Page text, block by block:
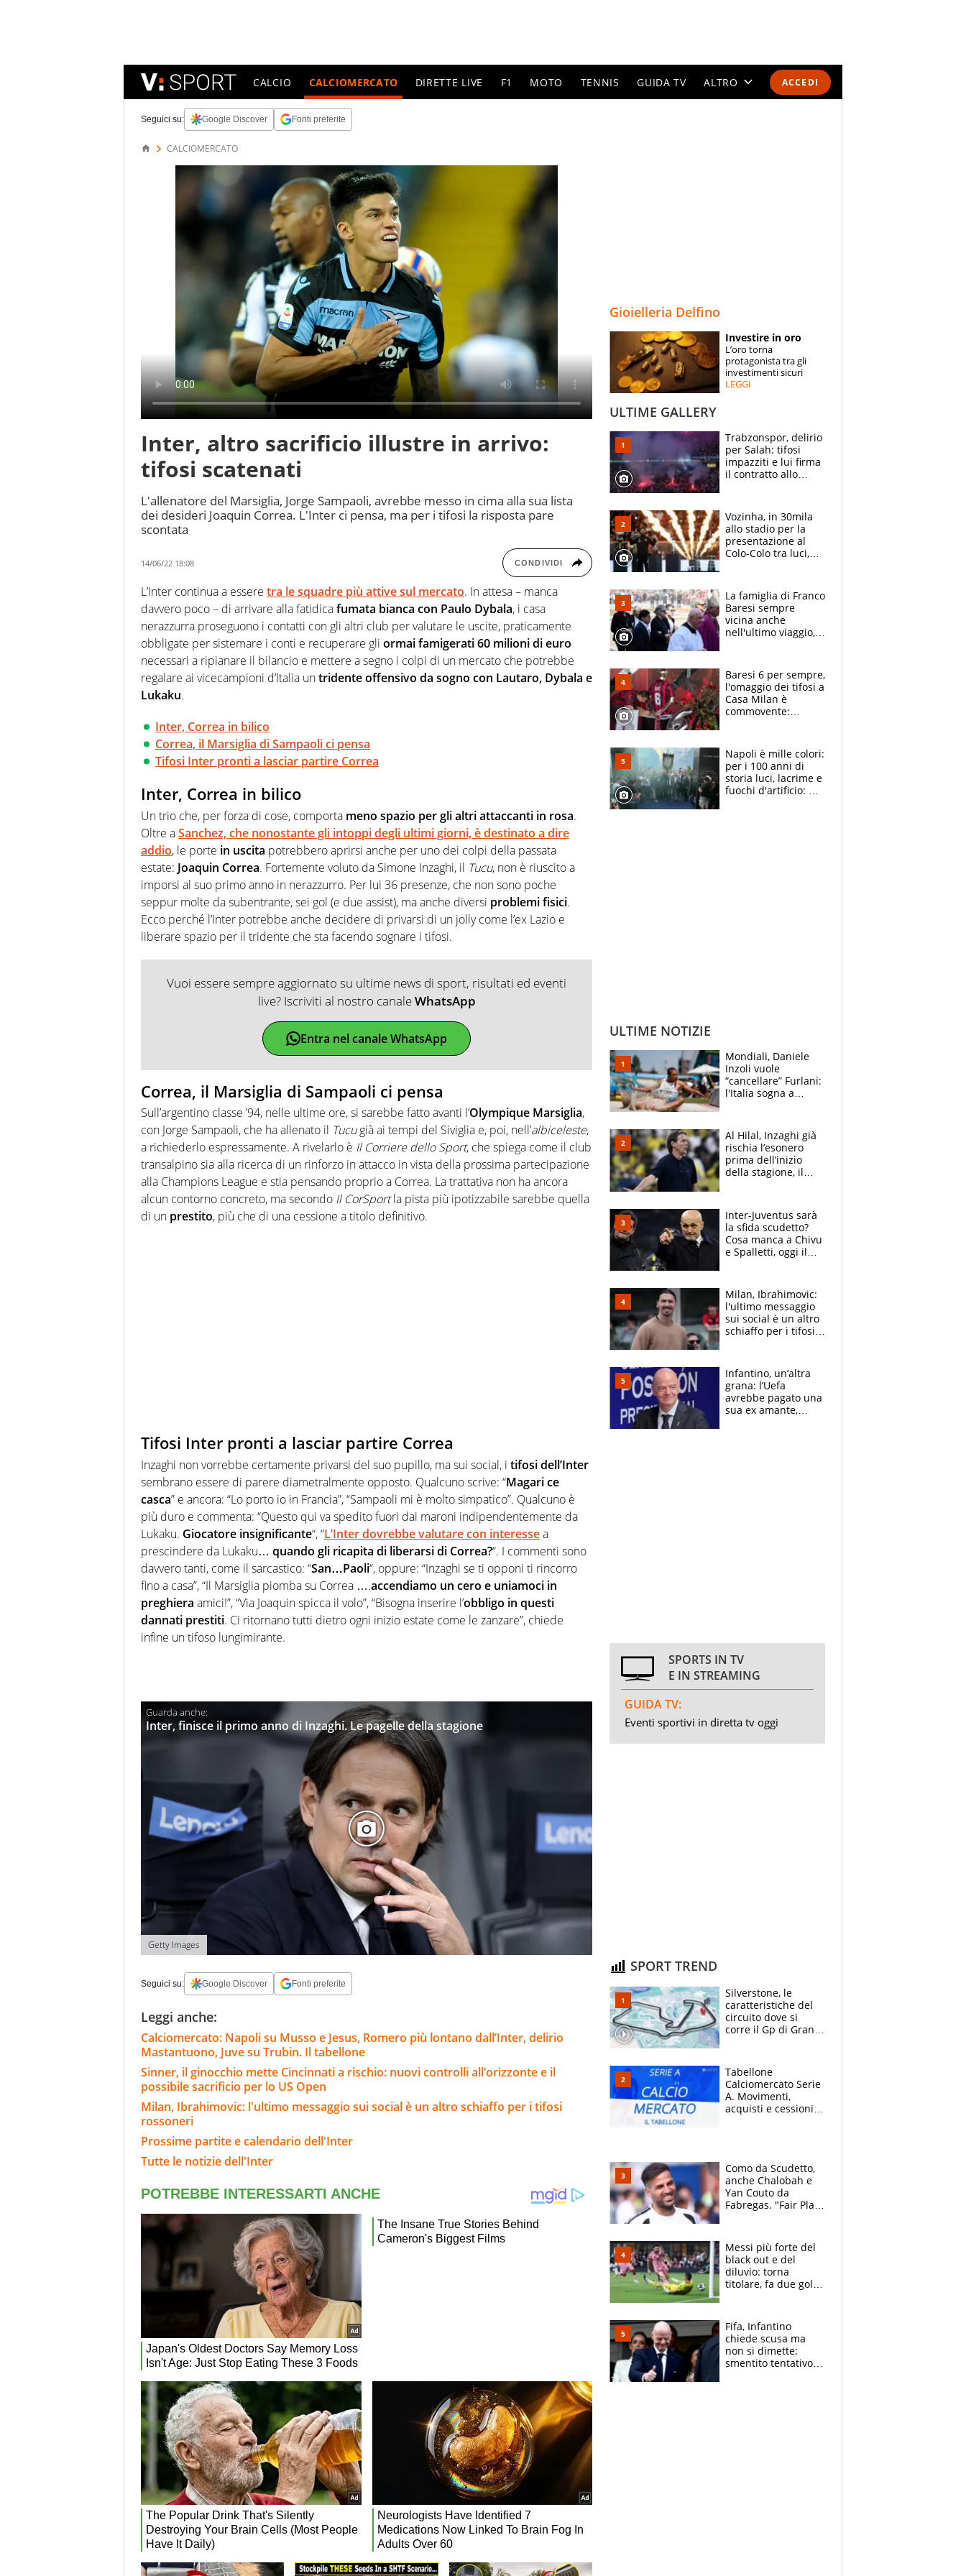
ACCEDI
CALCIO CALCIOMERCATO DIRETTE LIVE F1 MOTO TENNIS GUIDA TV ALTRO
SPECIALI
ESPERTI
Seguici su: Google Discover Fonti preferite
CALCIOMERCATO
Inter, altro sacrificio illustre in arrivo:
tifosi scatenati
L'allenatore del Marsiglia, Jorge Sampaoli, avrebbe messo in cima alla sua lista
dei desideri Joaquin Correa. L'Inter ci pensa, ma per i tifosi la risposta pare
scontata
14/06/22 18:08 CONDIVIDI
L’Inter continua a essere tra le squadre più attive sul mercato. In attesa – manca
davvero poco – di arrivare alla fatidicafumata bianca con Paulo Dybala, i casa
nerazzurra proseguono i contatti con gli altri club per valutare le uscite, praticamente
obbligate per sistemare i conti e recuperare gli ormai famigerati 60 milioni di euro
necessari a ripianare il bilancio e mettere a segno i colpi di un mercato che potrebbe
regalare ai vicecampioni d’Italia untridente offensivo da sogno con Lautaro, Dybala e
Lukaku.
Inter, Correa in bilico
Correa, il Marsiglia di Sampaoli ci pensa
Tifosi Inter pronti a lasciar partire Correa
Inter, Correa in bilico
Un trio che, per forza di cose, comporta meno spazio per gli altri attaccanti in rosa.
Oltre aSanchez, che nonostante gli intoppi degli ultimi giorni, è destinato a dire
addio, le porte in uscita potrebbero aprirsi anche per uno dei colpi della passata
estate: Joaquin Correa. Fortemente voluto da Simone Inzaghi, il Tucu, non è riuscito a
imporsi al suo primo anno in nerazzurro. Per lui 36 presenze, che non sono poche
seppur molte da subentrante, sei gol (e due assist), ma anche diversi problemi fisici.
Ecco perché l’Inter potrebbe anche decidere di privarsi di un jolly come l’ex Lazio e
liberare spazio per il tridente che sta facendo sognare i tifosi.
Vuoi essere sempre aggiornato su ultime news di sport, risultati ed eventi
live? Iscriviti al nostro canaleWhatsApp
Entra nel canale WhatsApp
Correa, il Marsiglia di Sampaoli ci pensa
Sull’argentino classe ’94, nelle ultime ore, si sarebbe fatto avanti l’Olympique Marsiglia,
con Jorge Sampaoli, che ha allenato il Tucugià ai tempi del Siviglia e, poi, nell’albiceleste,
a richiederlo espressamente. A rivelarlo è Il Corriere dello Sport, che spiega come il club
transalpino sia alla ricerca di un rinforzo in attacco in vista della prossima partecipazione
alla Champions League e stia pensando proprio a Correa. La trattativa non ha ancora
alcun contorno concreto, ma secondo Il CorSportla pista più ipotizzabile sarebbe quella
di un prestito, più che di una cessione a titolo definitivo.
Tifosi Inter pronti a lasciar partire Correa
Inzaghi non vorrebbe certamente privarsi del suo pupillo, ma sui social, i tifosi dell’Inter
sembrano essere di parere diametralmente opposto. Qualcuno scrive: “Magari ce
casca” e ancora: “Lo porto io in Francia”, “Sampaoli mi è molto simpatico”. Qualcuno è
più duro e commenta: “Questo qui va spedito fuori dai maroni indipendentemente da
Lukaku. Giocatore insignificante“, “L’Inter dovrebbe valutare con interessea
prescindere da Lukaku… quando gli ricapita di liberarsi di Correa?“. I commenti sono
davvero tanti, come il sarcastico: “San…Paoli“, oppure: “Inzaghi se ti opponi ti rincorro
fino a casa”, “Il Marsiglia piomba su Correa ….accendiamo un cero e uniamoci in
preghiera amici!”, “Via Joaquin spicca il volo”, “Bisogna inserire l’obbligo in questi
dannati prestiti. Ci ritornano tutti dietro ogni inizio estate come le zanzare”, chiede
infine un tifoso lungimirante.
Inter, finisce il primo anno di Inzaghi. Le pagelle della stagione
Getty Images
Seguici su: Google Discover Fonti preferite
Leggi anche:
Calciomercato: Napoli su Musso e Jesus, Romero più lontano dall’Inter, delirio
Mastantuono, Juve su Trubin. Il tabellone
Sinner, il ginocchio mette Cincinnati a rischio: nuovi controlli all’orizzonte e il
possibile sacrificio per lo US Open
Milan, Ibrahimovic: l'ultimo messaggio sui social è un altro schiaffo per i tifosi
rossoneri
Prossime partite e calendario dell'Inter
Tutte le notizie dell'Inter
Gioielleria Delfino
Investire in oro
L’oro torna
protagonista tra gli
investimenti sicuri
LEGGI
ULTIME GALLERY
Trabzonspor, delirio
per Salah: tifosi
impazziti e lui firma
il contratto allo
Vozinha, in 30mila
allo stadio per la
presentazione al
Colo-Colo tra luci,
La famiglia di Franco
Baresi sempre
vicina anche
nell'ultimo viaggio,
circondati
dall'affetto dei tifosi
Baresi 6 per sempre,
l'omaggio dei tifosi a
Casa Milan è
commovente:
bigliettini
Napoli è mille colori:
per i 100 anni di
storia luci, lacrime e
fuochi d'artificio: De
ULTIME NOTIZIE
Mondiali, Daniele
Inzoli vuole
“cancellare” Furlani:
l'Italia sogna a
finale
Al Hilal, Inzaghi già
rischia l’esonero
prima dell’inizio
della stagione, il
Inter-Juventus sarà
la sfida scudetto?
Cosa manca a Chivu
e Spalletti, oggi il
Milan, Ibrahimovic:
l'ultimo messaggio
sui social è un altro
schiaffo per i tifosi
Infantino, un’altra
grana: l’Uefa
avrebbe pagato una
sua ex amante,
SPORTS IN TV
E IN STREAMING
GUIDA TV:
Eventi sportivi in diretta tv oggi
SPORT TREND
Silverstone, le
caratteristiche del
circuito dove si
corre il Gp di Gran
Tabellone
Calciomercato Serie
A. Movimenti,
acquisti e cessioni:
Como da Scudetto,
anche Chalobah e
Yan Couto da
Fabregas. "Fair Play
multa"
Messi più forte del
black out e del
diluvio: torna
titolare, fa due gol e
che ritiro
Fifa, Infantino
chiede scusa ma
non si dimette:
smentito tentativo di